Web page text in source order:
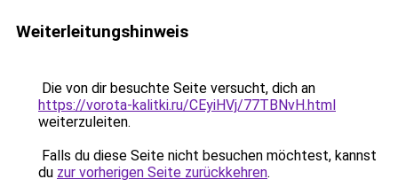
Weiterleitungshinweis
Die von dir besuchte Seite versucht, dich an
https://vorota-kalitki.ru/CEyiHVj/77TBNvH.html
weiterzuleiten.
Falls du diese Seite nicht besuchen möchtest, kannst
du zur vorherigen Seite zurückkehren.